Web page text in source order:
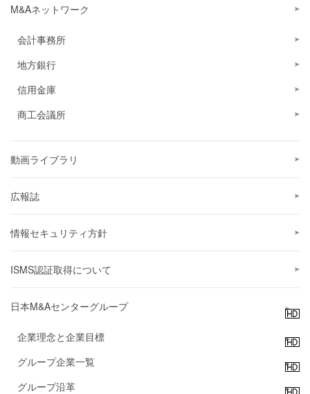
M&Aネットワーク
会計事務所
地方銀行
信用金庫
商工会議所
動画ライブラリ
広報誌
情報セキュリティ方針
ISMS認証取得について
日本M&Aセンターグループ
企業理念と企業目標
グループ企業一覧
グループ沿革